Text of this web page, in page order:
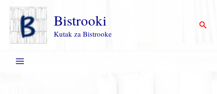
Пређи
садржај
Bistrooki
Kutak za Bistrooke